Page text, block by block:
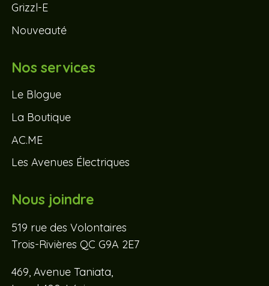
Grizzl-E
Nouveauté
Nos services
Le Blogue
La Boutique
AC.ME
Les Avenues Électriques
Nous joindre
519 rue des Volontaires
Trois-Rivières QC G9A 2E7
469, Avenue Taniata,